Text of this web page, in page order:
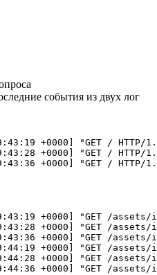
события из двух лог
+0000] "GET / HTTP/
+0000] "GET / HTTP/
+0000] "GET / HTTP/
+0000] "GET /assets/
+0000] "GET /assets/
+0000] "GET /assets/
+0000] "GET /assets/
+0000] "GET /assets/
+0000] "GET /assets/